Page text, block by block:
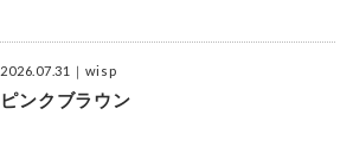
2026.07.31 ｜wisp
ピンクブラウン